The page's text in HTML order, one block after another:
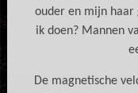
ouder en mijn haar
ik doen? Mannen
De magnetische